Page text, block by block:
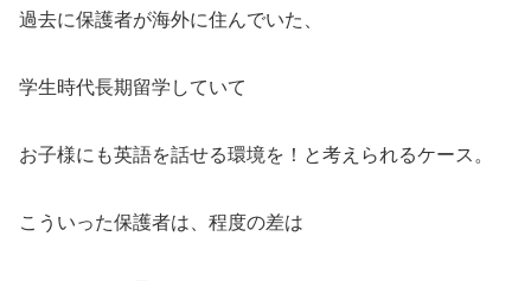
過去に保護者が海外に住んでいた、
学生時代長期留学していて
お子様にも英語を話せる環境を！と考えられるケース。
こういった保護者は、程度の差は